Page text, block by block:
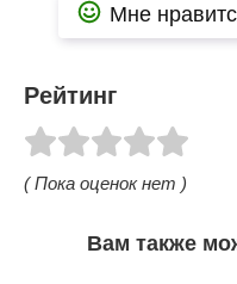
Мне
Рейтинг
( Пока оценок нет )
Вам также